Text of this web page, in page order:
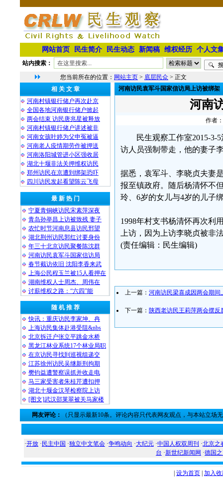
网站首页 民生简介 民生动态 新闻稿 维权经历 个人文
站内搜索：
您当前所在的位置： 网站主页 > 底层民众 > 正文
相 关 文 章
河南村镇银行储户再次赴京
全国各地河南银行储户掀起
两会结束 访民唐兆星被释放
河南村镇银行储户讲述被非
河南女孩叶婷为父申冤被逼
河南老人疫情期劳作被押送
河南洛阳城管进小区强收居
湖北十堰非法关押维权访民
郑州访民在京遭到绑架恐吓
四川访民发起看望陈云飞母
最 新 热 门
宁夏青铜峡访民宋素萍深夜
青岛孙举昌上访被致残 妻子
农忙时节河南息县访民邢望
湖北荆州访民郭红讨要身份
年三十北京访民聚餐陈沈群
河南访民袁军斗国家信访局
春节截访依旧 沈阳李香来武
上海公民程玉兰被15人看押在
湖南维权人士周杰、周伟在
讨薪维权之路：“六四”能
随 机 推 荐
快讯：重庆访民李家坤、冉
上海访民集体赴港受阻&nbs
北京拆迁户张立平跳金水桥
黑龙江林业系统17个林业局职
在京访民寻找到巡视组递交
江苏徐州访民吴继新刑拘期
樊钧益遭警察误抓并收走电
马三家受害者朱桂芹遭扣押
湖北十堰金汉琴检察院上访
[图文]武汉邵莱翠被关马家楼
河南访民袁军斗国家信访局上访被绑架
河南
作者
民生观察工作室2015-3-
访人员强制带走，他的妻子
据悉，袁军斗、李晓贞夫妻
报至镇政府。随后杨清怀不
玲、6岁的女儿与4岁的儿子
1998年村支书杨清怀再次利
上访，因为上访李晓贞被非
(责任编辑：民生编辑)
上一篇： 河南访民梁喜成因两会期间
下一篇： 陕西老访民王莉萍两会摆反
网友评论： （只显示最新10条。评论内容只代表网友观点，与本站立场
·开放 · 民主中国 ·独立中文笔会 ·争鸣动向 ·大纪元 ·中国人权双周刊 ·北京之
台 ·新世纪新闻网 ·德国
设为首页 加入